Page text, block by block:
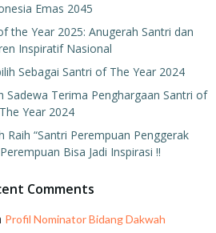
Emas 2045
the Year 2025: Anugerah Santri dan
Inspiratif Nasional
Sebagai Santri of The Year 2024
Sadewa Terima Penghargaan Santri of
The Year 2024
Raih “Santri Perempuan Penggerak
Bisa Jadi Inspirasi !!
Comments
Profil Nominator Bidang Dakwah